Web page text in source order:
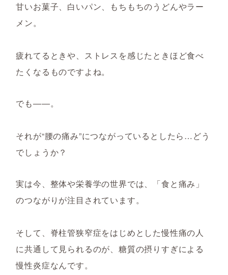
甘いお菓子、白いパン、もちもちのうどんやラー
メン。
疲れてるときや、ストレスを感じたときほど食べ
たくなるものですよね。
でも――。
それが“腰の痛み”につながっているとしたら…どう
でしょうか？
実は今、整体や栄養学の世界では、「食と痛み」
のつながりが注目されています。
そして、脊柱管狭窄症をはじめとした慢性痛の人
に共通して見られるのが、 糖質の摂りすぎによる
慢性炎症なんです。